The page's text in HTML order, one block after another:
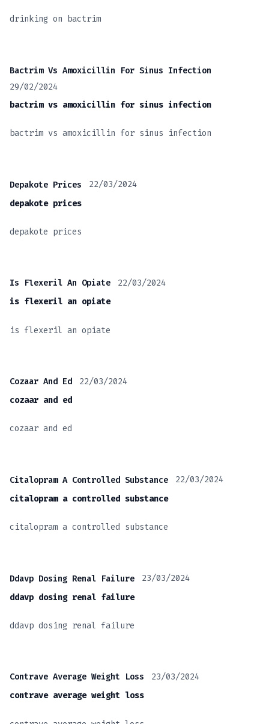
drinking on bactrim
Bactrim Vs Amoxicillin For Sinus Infection
29/02/2024
bactrim vs amoxicillin for sinus infection
bactrim vs amoxicillin for sinus infection
Depakote Prices
22/03/2024
depakote prices
depakote prices
Is Flexeril An Opiate
22/03/2024
is flexeril an opiate
is flexeril an opiate
Cozaar And Ed
22/03/2024
cozaar and ed
cozaar and ed
Citalopram A Controlled Substance
22/03/2024
citalopram a controlled substance
citalopram a controlled substance
Ddavp Dosing Renal Failure
23/03/2024
ddavp dosing renal failure
ddavp dosing renal failure
Contrave Average Weight Loss
23/03/2024
contrave average weight loss